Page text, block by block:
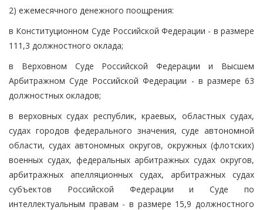
2) ежемесячного денежного поощрения:
в Конституционном Суде Российской Федерации - в размере
111,3 должностного оклада;
в Верховном Суде Российской Федерации и Высшем
Арбитражном Суде Российской Федерации - в размере 63
должностных окладов;
в верховных судах республик, краевых, областных судах,
судах городов федерального значения, суде автономной
области, судах автономных округов, окружных (флотских)
военных судах, федеральных арбитражных судах округов,
арбитражных апелляционных судах, арбитражных судах
субъектов Российской Федерации и Суде по
интеллектуальным правам - в размере 15,9 должностного